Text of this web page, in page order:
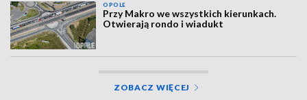
OPOLE
Przy Makro we wszystkich kierunkach.
Otwierają rondo i wiadukt
ZOBACZ WIĘCEJ